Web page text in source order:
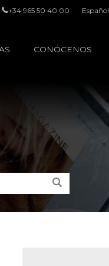
+34 965 50 40 00 Español
CONÓCENOS